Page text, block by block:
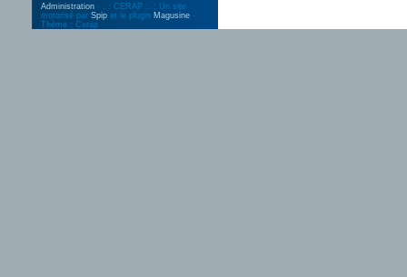
Administration - . : CERAP :. : Un site
motorisé par Spip et le plugin Magusine -
Thème : Cerap